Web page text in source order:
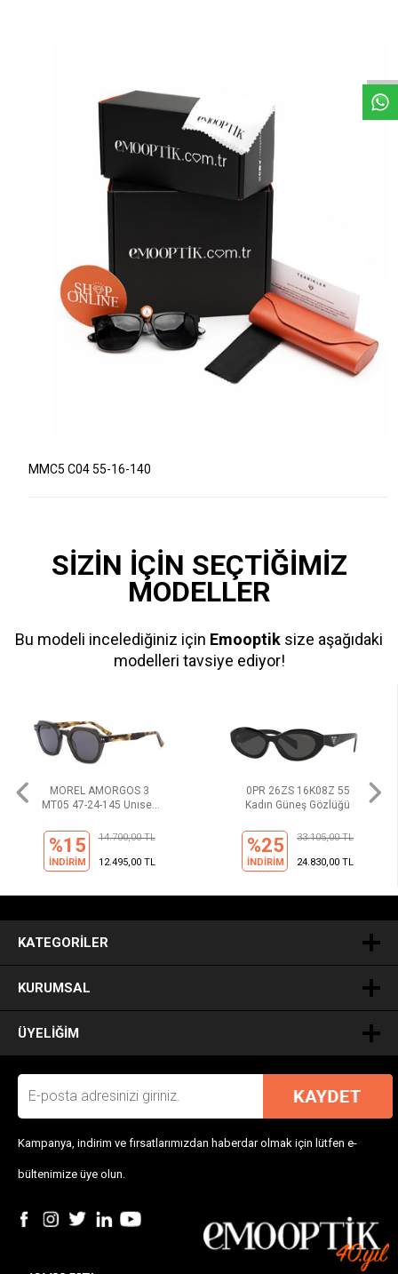
MMC5 C04 55-16-140
SİZİN İÇİN SEÇTİĞİMİZ
MODELLER
Bu modeli incelediğiniz için Emooptik size aşağıdaki
modelleri tavsiye ediyor!
MOREL AMORGOS 3
MT05 47-24-145 Unısex
%15
İNDİRİM
14.700,00 TL
12.495,00 TL
0PR 26ZS 16K08Z 55
Kadın Güneş Gözlüğü
%25
İNDİRİM
33.105,00 TL
24.830,00 TL
KATEGORILER
KURUMSAL
ÜYELIĞIM
Kampanya, indirim ve fırsatlarımızdan haberdar olmak için lütfen e-
bültenimize üye olun.